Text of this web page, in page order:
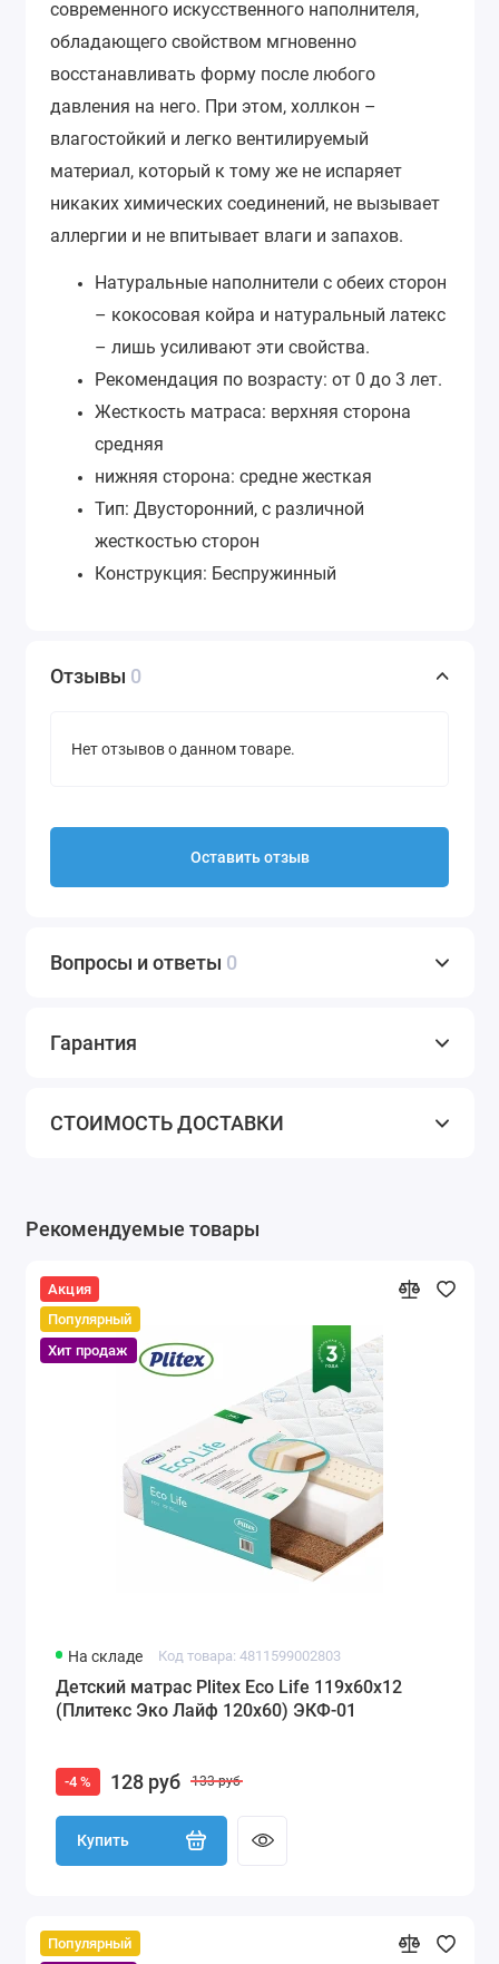
современного искусственного наполнителя,
обладающего свойством мгновенно
восстанавливать форму после любого
давления на него. При этом, холлкон –
влагостойкий и легко вентилируемый
материал, который к тому же не испаряет
никаких химических соединений, не вызывает
аллергии и не впитывает влаги и запахов.
Натуральные наполнители с обеих сторон
– кокосовая койра и натуральный латекс
– лишь усиливают эти свойства.
Рекомендация по возрасту: от 0 до 3 лет.
Жесткость матраса: верхняя сторона
средняя
нижняя сторона: средне жесткая
Тип: Двусторонний, с различной
жесткостью сторон
Конструкция: Беспружинный
Отзывы 0
Нет отзывов о данном товаре.
Оставить отзыв
Вопросы и ответы 0
Гарантия
СТОИМОСТЬ ДОСТАВКИ
Рекомендуемые товары
Акция
Популярный
Хит продаж
На складе Код товара: 4811599002803
Детский матрас Plitex Eco Life 119x60x12
(Плитекс Эко Лайф 120х60) ЭКФ-01
-4 % 128 руб 133 руб
Купить
Популярный